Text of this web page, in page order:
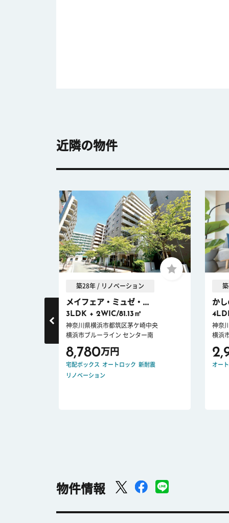
近隣の物件
築28年 / リノベーション
メイフェア・ミュゼ・...
3LDK + 2WIC/81.13㎡
神奈川県横浜市都筑区茅ケ崎中央
横浜市ブルーライン センター南
8,780万円
宅配ボックス オートロック 新耐震
リノベーション
か
神奈
横浜
オー
物件情報